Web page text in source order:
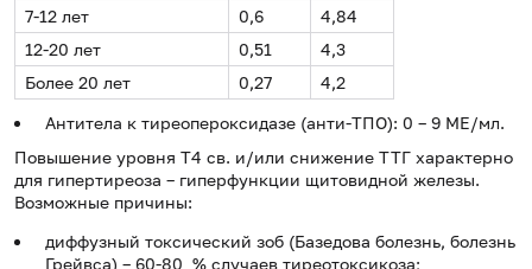
7-12 лет
0,6
4,84
12-20 лет
0,51
4,3
Более 20 лет
0,27
4,2
Антитела к тиреопероксидазе (анти-ТПО): 0 – 9 МЕ/мл.
Повышение уровня Т4 св. и/или снижение ТТГ характерно
для гипертиреоза – гиперфункции щитовидной железы.
Возможные причины:
диффузный токсический зоб (Базедова болезнь, болезнь
Грейвса) – 60-80 % случаев тиреотоксикоза;